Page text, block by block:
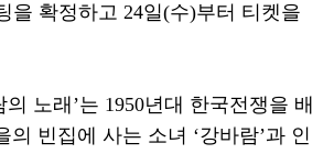
을 확정하고 24일(수)부터 티켓을
의 노래 ’는 1950년대 한국전쟁을 배
의 빈집에 사는 소녀 ‘강바람’과 인